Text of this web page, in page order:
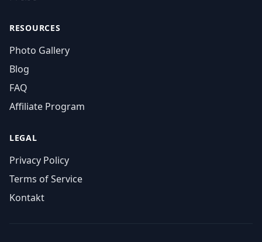
RESOURCES
Photo Gallery
Blog
FAQ
Affiliate Program
LEGAL
Privacy Policy
Terms of Service
Kontakt